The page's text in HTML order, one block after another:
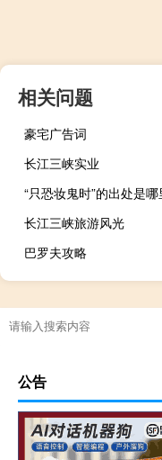
相关问题
豪宅广告词
长江三峡实业
“只恐妆鬼时”的出处是哪
长江三峡旅游风光
巴罗夫攻略
公告